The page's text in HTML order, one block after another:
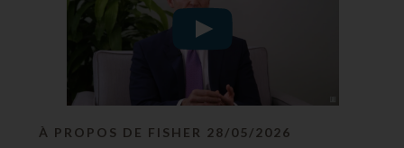
À PROPOS DE FISHER 28/05/2026